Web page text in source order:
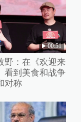
00:51
野：在《欢迎来
看到美食和战争
对称